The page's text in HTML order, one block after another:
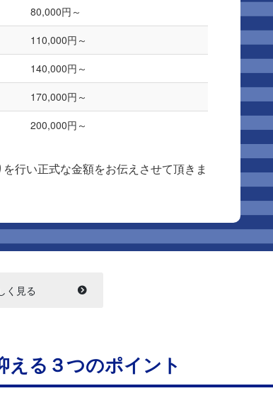
80,000円～
110,000円～
140,000円～
170,000円～
200,000円～
行い正式な金額をお伝えさせて頂きま
く見る
える３つのポイント